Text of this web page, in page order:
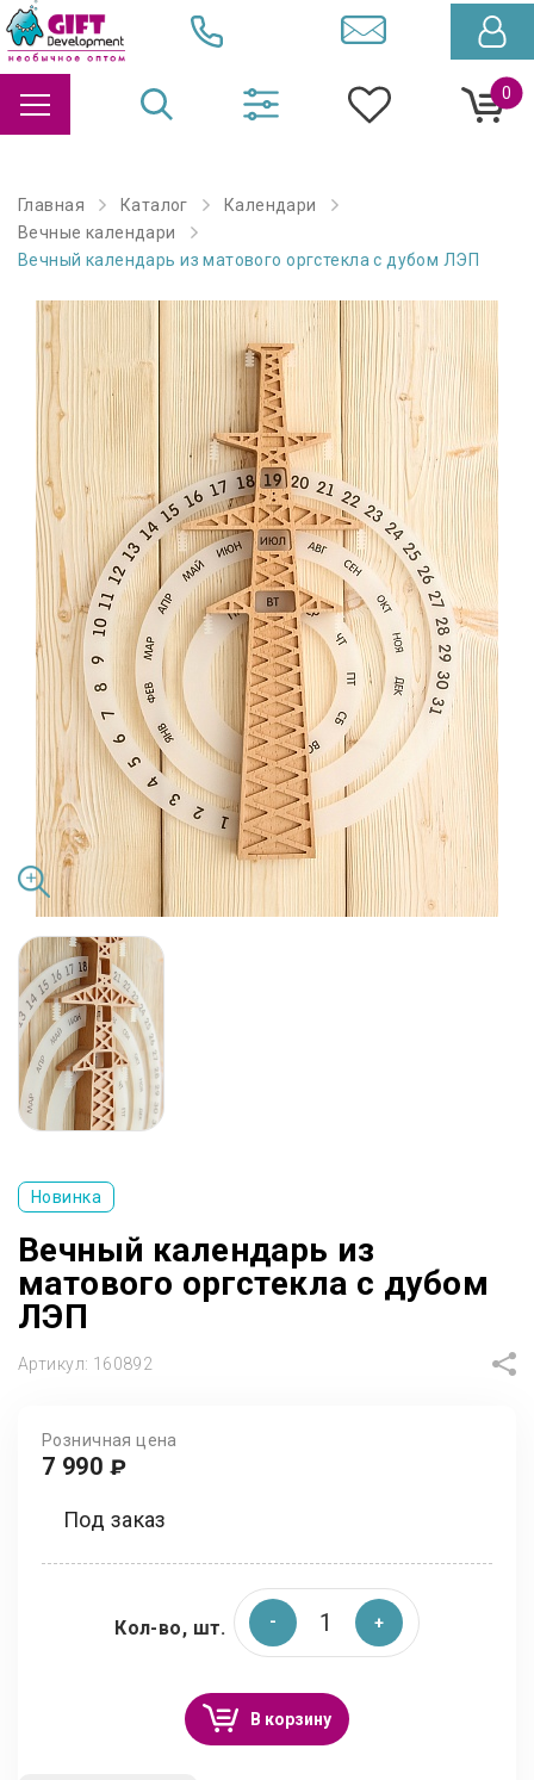
0
Главная Каталог
Календари
Вечные календари
Вечный календарь из матового оргстекла с дубом ЛЭП
Новинка
Вечный календарь из
матового оргстекла с дубом
ЛЭП
Артикул: 160892
Розничная цена
7 990 ₽
Под заказ
Кол-во, шт.
В корзину